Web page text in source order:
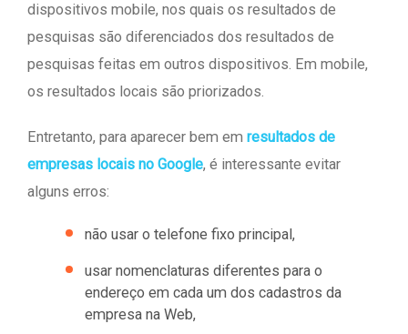
dispositivos mobile, nos quais os resultados de
pesquisas são diferenciados dos resultados de
pesquisas feitas em outros dispositivos. Em mobile,
os resultados locais são priorizados.
Entretanto, para aparecer bem em resultados de
empresas locais no Google, é interessante evitar
alguns erros:
não usar o telefone fixo principal,
usar nomenclaturas diferentes para o
endereço em cada um dos cadastros da
empresa na Web,